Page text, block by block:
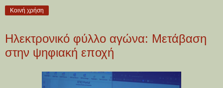
Κοινή χρήση
Ηλεκτρονικό φύλλο αγώνα: Μετάβαση
στην ψηφιακή εποχή